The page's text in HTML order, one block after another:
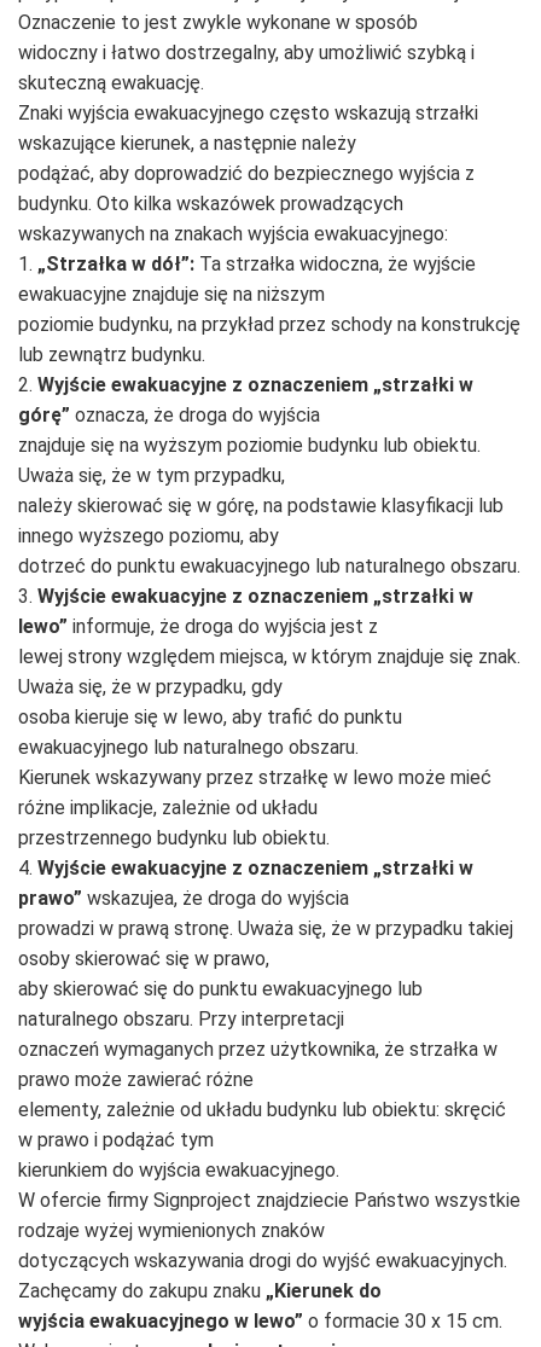
Oznaczenie to jest zwykle wykonane w sposób
widoczny i łatwo dostrzegalny, aby umożliwić szybką i
skuteczną ewakuację.
Znaki wyjścia ewakuacyjnego często wskazują strzałki
wskazujące kierunek, a następnie należy
podążać, aby doprowadzić do bezpiecznego wyjścia z
budynku. Oto kilka wskazówek prowadzących
wskazywanych na znakach wyjścia ewakuacyjnego:
1. „Strzałka w dół”: Ta strzałka widoczna, że wyjście
ewakuacyjne znajduje się na niższym
poziomie budynku, na przykład przez schody na konstrukcję
lub zewnątrz budynku.
2. Wyjście ewakuacyjne z oznaczeniem „strzałki w
górę” oznacza, że droga do wyjścia
znajduje się na wyższym poziomie budynku lub obiektu.
Uważa się, że w tym przypadku,
należy skierować się w górę, na podstawie klasyfikacji lub
innego wyższego poziomu, aby
dotrzeć do punktu ewakuacyjnego lub naturalnego obszaru.
3. Wyjście ewakuacyjne z oznaczeniem „strzałki w
lewo” informuje, że droga do wyjścia jest z
lewej strony względem miejsca, w którym znajduje się znak.
Uważa się, że w przypadku, gdy
osoba kieruje się w lewo, aby trafić do punktu
ewakuacyjnego lub naturalnego obszaru.
Kierunek wskazywany przez strzałkę w lewo może mieć
różne implikacje, zależnie od układu
przestrzennego budynku lub obiektu.
4. Wyjście ewakuacyjne z oznaczeniem „strzałki w
prawo” wskazujea, że droga do wyjścia
prowadzi w prawą stronę. Uważa się, że w przypadku takiej
osoby skierować się w prawo,
aby skierować się do punktu ewakuacyjnego lub
naturalnego obszaru. Przy interpretacji
oznaczeń wymaganych przez użytkownika, że strzałka w
prawo może zawierać różne
elementy, zależnie od układu budynku lub obiektu: skręcić
w prawo i podążać tym
kierunkiem do wyjścia ewakuacyjnego.
W ofercie firmy Signproject znajdziecie Państwo wszystkie
rodzaje wyżej wymienionych znaków
dotyczących wskazywania drogi do wyjść ewakuacyjnych.
Zachęcamy do zakupu znaku „Kierunek do
wyjścia ewakuacyjnego w lewo” o formacie 30 x 15 cm.